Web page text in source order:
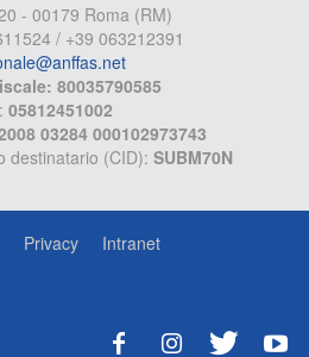
- 00179 Roma (RM)
/ +39 063212391
80035790585
05812451002
03284 000102973743
destinatario (CID): SUBM70N
Privacy Intranet